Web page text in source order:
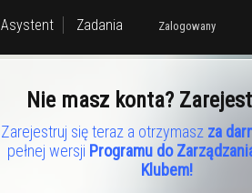
Asystent Zadania Zalogowany
Nie masz konta?
Zarejestruj się teraz a otrzymasz za
pełnej wersji Programu do
Klubem!